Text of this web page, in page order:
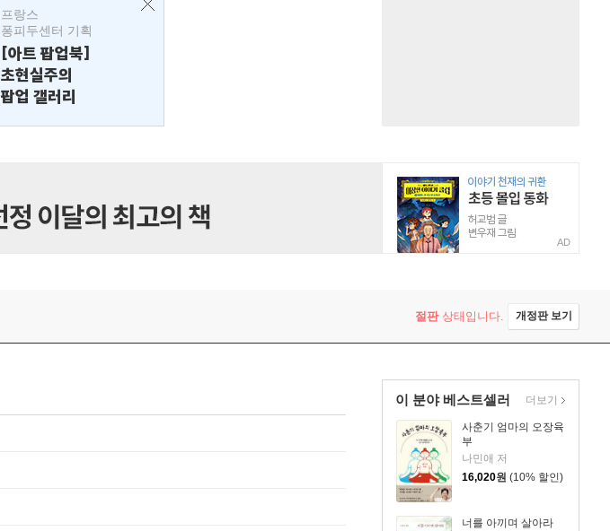
프랑스
퐁피두센터 기획
[아트 팝업북]
초현실주의
팝업 갤러리
AD
절판상태입니다. 개정판 보기
이 분야 베스트셀러
사춘기 엄마의 오장육
부
나민애 저
16,020원 (10% 할인)
너를 아끼며 살아라
더보기